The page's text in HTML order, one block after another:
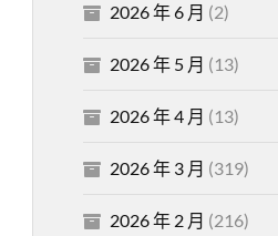
2026 年 6 月 (2)
2026 年 5 月 (13)
2026 年 4 月 (13)
2026 年 3 月 (319)
2026 年 2 月 (216)